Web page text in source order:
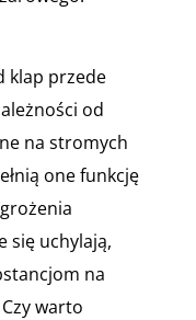
klap przede
od
na stromych
one funkcję
się uchylają,
na
warto